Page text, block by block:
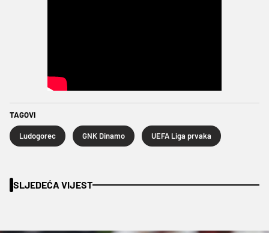
TAGOVI
Ludogorec GNK Dinamo UEFA Liga prvaka
SLJEDEĆA VIJEST